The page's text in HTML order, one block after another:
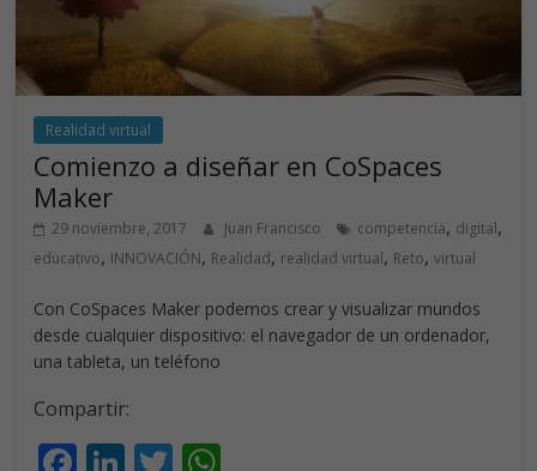
Realidad virtual
Comienzo a diseñar en CoSpaces
Maker
29 noviembre, 2017 Juan Francisco competencia, digital,
educativo, INNOVACIÓN, Realidad, realidad virtual, Reto,virtual
Con CoSpaces Maker podemos crear y visualizar mundos
desde cualquier dispositivo: el navegador de un ordenador,
una tableta, un teléfono
Compartir: